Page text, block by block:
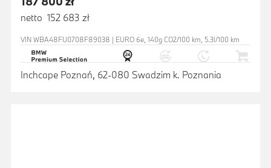
netto 152 683 zł
VIN WBA48FU0708F89038 | EURO 6e, 140g CO2/100 km, 5.3l/100 km
Inchcape Poznań, 62-080 Swadzim k. Poznania